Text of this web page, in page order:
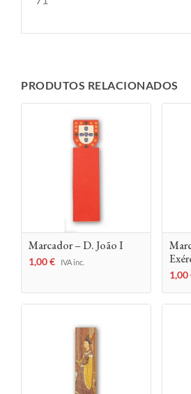
PRODUTOS RELACIONADOS
Marcador – D. João I
1,00€ IVA inc.
1,00